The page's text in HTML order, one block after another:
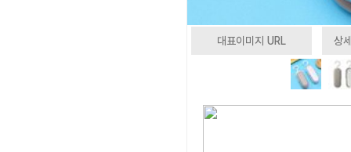
대표이미지 URL 상